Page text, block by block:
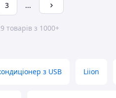
3 ...
товарів з 1000+
з USB Liion